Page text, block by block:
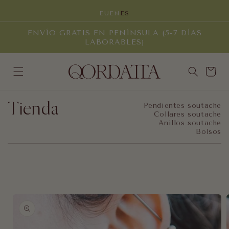
al contenido
ENVÍO GRATIS EN PENÍNSULA (5-7 DÍAS
LABORABLES)
EU EN ES
Carrito
Tienda
Pendientes soutache
Collares soutache
Anillos soutache
Bolsos
del producto